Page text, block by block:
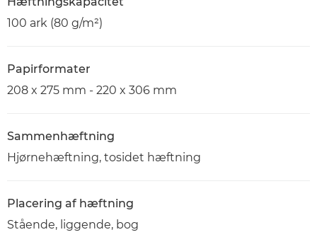
100 ark (80 g/m²)
Papirformater
208 x 275 mm - 220 x 306 mm
Sammenhæftning
Hjørnehæftning, tosidet hæftning
Placering af hæftning
Stående, liggende, bog